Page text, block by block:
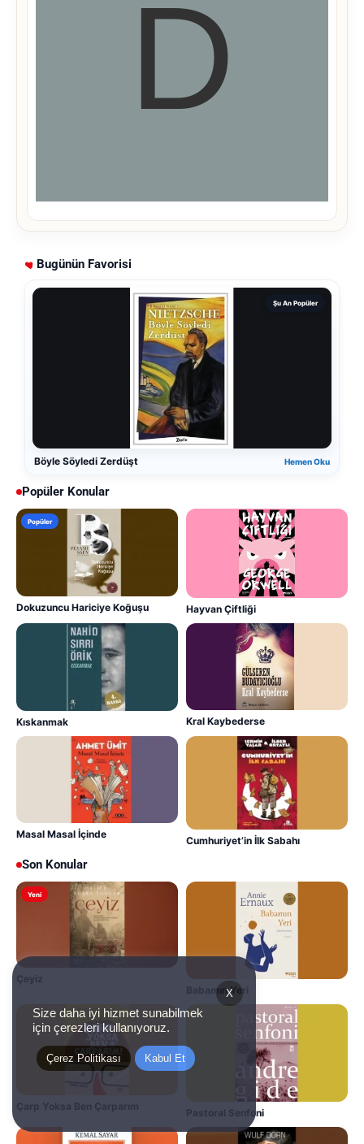
Bugünün Favorisi
Şu An Popüler
Böyle Söyledi Zerdüşt Hemen Oku
Popüler Konular
Popüler
Dokuzuncu Hariciye Koğuşu Hayvan Çiftliği
Kıskanmak Kral Kaybederse
Masal Masal İçinde
Cumhuriyet’in İlk Sabahı
Son Konular
Yeni
Çeyiz
Babamın Yeri
Çarp Yoksa Ben Çarparım
Pastoral Senfoni
X
Size daha iyi hizmet sunabilmek
için çerezleri kullanıyoruz.
Çerez Politikası Kabul Et